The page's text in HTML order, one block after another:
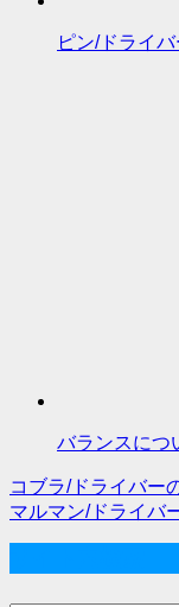
ピン/ドライ
バランスにつ
投
稿
コブラ/ドライバー
マルマン/ドライバ